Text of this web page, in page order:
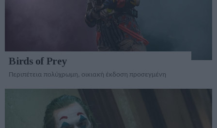
Birds of Prey
Περιπέτεια πολύχρωμη, οικιακή έκδοση προσεγμένη